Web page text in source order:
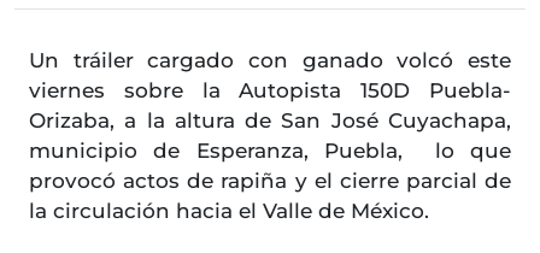
Un tráiler cargado con ganado volcó este
viernes sobre la Autopista 150D Puebla-
Orizaba, a la altura de San José Cuyachapa,
municipio de Esperanza, Puebla, lo que
provocó actos de rapiña y el cierre parcial de
la circulación hacia el Valle de México.